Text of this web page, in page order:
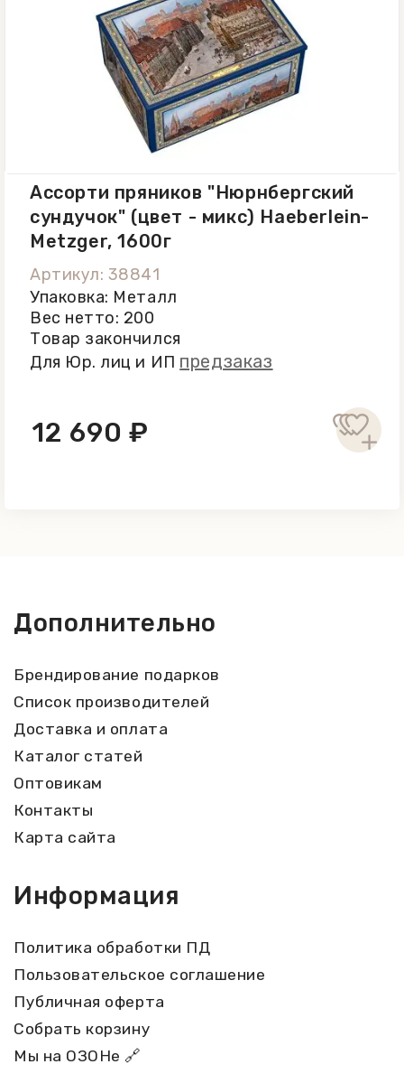
Ассорти пряников "Нюрнбергский
сундучок" (цвет - микс) Haeberlein-
Metzger, 1600г
Артикул: 38841
Упаковка: Металл
Вес нетто: 200
Товар закончился
Для Юр. лиц и ИП предзаказ
12 690 ₽
Дополнительно
Брендирование подарков
Список производителей
Доставка и оплата
Каталог статей
Оптовикам
Контакты
Карта сайта
Информация
Политика обработки ПД
Пользовательское соглашение
Публичная оферта
Собрать корзину
Мы на ОЗОНе 🔗